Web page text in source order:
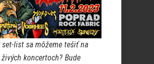
set-list sa môžeme tešiť na
koncertoch? Bude